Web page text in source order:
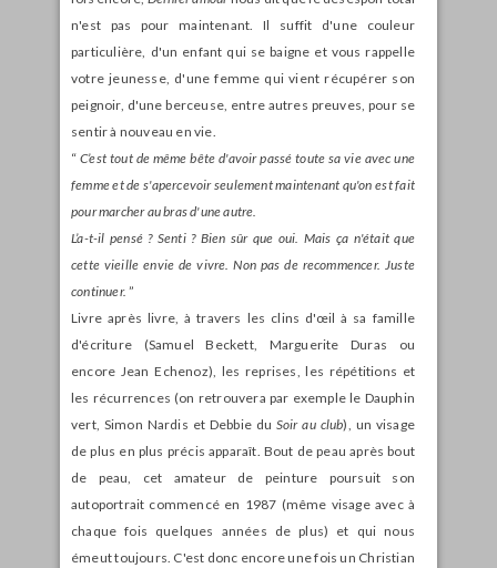
n'est pas pour maintenant. Il suffit d'une couleur
particulière, d'un enfant qui se baigne et vous rappelle
votre jeunesse, d'une femme qui vient récupérer son
peignoir, d'une berceuse, entre autres preuves, pour se
sentir à nouveau en vie.
“C’est tout de même bête d'avoir passé toute sa vie avec une
femme et de s'apercevoir seulement maintenant qu'on est fait
pour marcher au bras d'une autre.
L’a-t-il pensé ? Senti ? Bien sûr que oui. Mais ça n'était que
cette vieille envie de vivre. Non pas de recommencer. Juste
continuer. ”
Livre après livre, à travers les clins d'œil à sa famille
d'écriture (Samuel Beckett, Marguerite Duras ou
encore Jean Echenoz), les reprises, les répétitions et
les récurrences (on retrouvera par exemple le Dauphin
vert, Simon Nardis et Debbie du Soir au club), un visage
de plus en plus précis apparaît. Bout de peau après bout
de peau, cet amateur de peinture poursuit son
autoportrait commencé en 1987 (même visage avec à
chaque fois quelques années de plus) et qui nous
émeut toujours. C'est donc encore une fois un Christian